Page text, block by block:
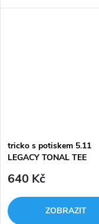
tricko s potiskem 5.11
LEGACY TONAL TEE
640 Kč
ZOBRAZIT